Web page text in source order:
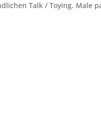
Talk / Toying. Male